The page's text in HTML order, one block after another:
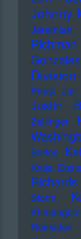
Johnny
Jeremiah
Richman
Gonzales
Division
Priest Juli
Justin
Zeltinger
Bartos
Katja
Richards
Storm
Khruangbin
Ramadan